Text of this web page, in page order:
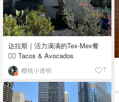
达拉斯｜活力满满的Tex-Mex餐
👉🏼 Tacos & Avocados
樱桃小透明 7